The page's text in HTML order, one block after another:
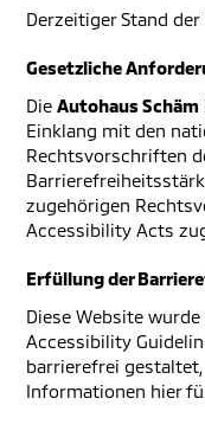
Derzeitiger Stand
Gesetzliche
Die Autohaus Schäm
Einklang mit den
Rechtsvorschriften
zugehörigen
Accessibility Acts
Erfüllung der
Diese Website
Accessibility
barrierefrei
Informationen hier